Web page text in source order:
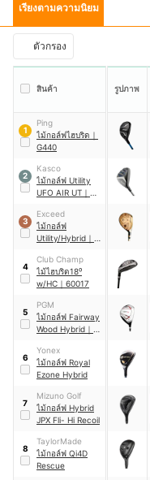
เรียงตามความนิยม
ตัวกรอง
สินค้า รูปภาพ
1
Ping
ไม้กอล์ฟไฮบริด ｜
G440
2
Kasco
ไม้กอล์ฟ Utility
UFO AIR UT ｜
3
Exceed
ไม้กอล์ฟ
Utility/Hybrid ｜
4
Club Champ
ไม้ไฮบริด18⁰
w/HC ｜ 60017
5
PGM
ไม้กอล์ฟ Fairway
Wood Hybrid ｜
6
Yonex
ไม้กอล์ฟ Royal
Ezone Hybrid
7
Mizuno Golf
ไม้กอล์ฟ Hybrid
JPX Fli- Hi Recoil
8
TaylorMade
ไม้กอล์ฟ Qi4D
Rescue